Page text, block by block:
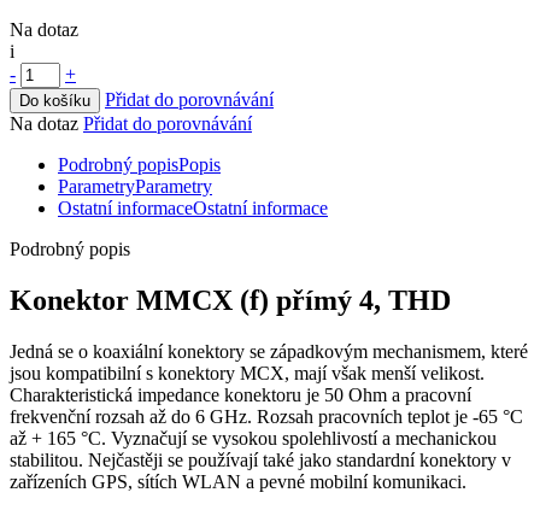
Na dotaz
i
-
+
Do košíku
Přidat do porovnávání
Na dotaz Přidat do porovnávání
Podrobný popisPopis
ParametryParametry
Ostatní informaceOstatní informace
Podrobný popis
Konektor MMCX (f) přímý 4, THD
Jedná se o koaxiálníkonektory se západkovým mechanismem, které
jsou kompatibilní s konektory MCX, mají však menší velikost.
Charakteristická impedance konektoru je 50 Ohm a pracovní
frekvenční rozsah až do 6 GHz. Rozsah pracovních teplot je -65 °C
až + 165 °C. Vyznačují se vysokou spolehlivostí a mechanickou
stabilitou. Nejčastěji se používají také jako standardníkonektory v
zařízeních GPS, sítích WLAN a pevné mobilní komunikaci.